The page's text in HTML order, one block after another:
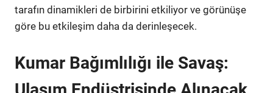
tarafın dinamikleri de birbirini etkiliyor ve görünüşe
göre bu etkileşim daha da derinleşecek.
Kumar Bağımlılığı ile Savaş: